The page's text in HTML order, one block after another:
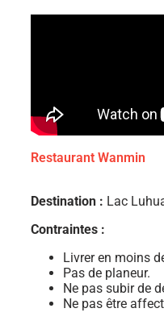
Restaurant Wanmin
Destination : Lac
Contraintes :
Livrer en moins
Pas de planeur.
Ne pas subir de
Ne pas être